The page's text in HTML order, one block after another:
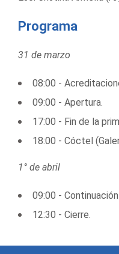
Programa
31 de marzo
08:00 -
09:00 - Apertura.
17:00 - Fin de la
18:00 - Cóctel
1° de abril
09:00 -
12:30 - Cierre.